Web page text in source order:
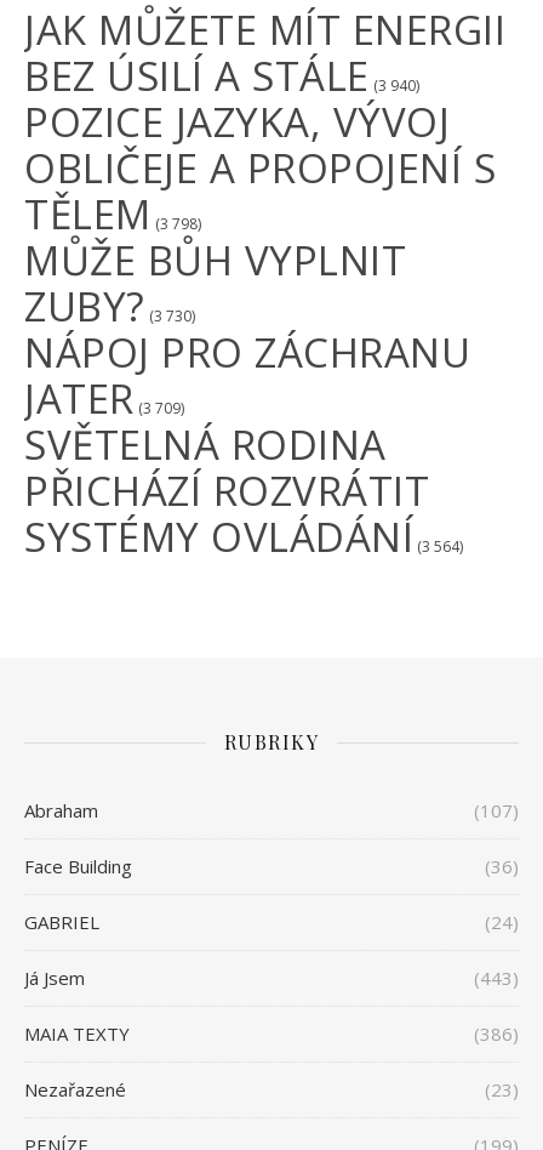
JAK MŮŽETE MÍT ENERGII
BEZ ÚSILÍ A STÁLE (3 940)
POZICE JAZYKA, VÝVOJ
OBLIČEJE A PROPOJENÍ S
TĚLEM (3 798)
MŮŽE BŮH VYPLNIT
ZUBY? (3 730)
NÁPOJ PRO ZÁCHRANU
JATER (3 709)
SVĚTELNÁ RODINA
PŘICHÁZÍ ROZVRÁTIT
SYSTÉMY OVLÁDÁNÍ (3 564)
RUBRIKY
Abraham (107)
Face Building (36)
GABRIEL (24)
Já Jsem (443)
MAIA TEXTY (386)
Nezařazené (23)
PENÍZE (199)